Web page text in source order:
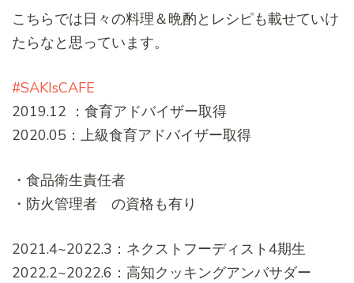
こちらでは日々の料理＆晩酌とレシピも載せていけ
たらなと思っています。
#SAKIsCAFE
2019.12 ：食育アドバイザー取得
2020.05：上級食育アドバイザー取得
・食品衛生責任者
・防火管理者 の資格も有り
2021.4~2022.3：ネクストフーディスト4期生
2022.2~2022.6：高知クッキングアンバサダー